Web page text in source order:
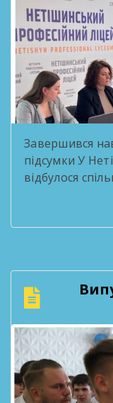
Завершився
підсумки У
відбулося
2025/2026
поділилися
рік. Такі
пройдений
зроблено